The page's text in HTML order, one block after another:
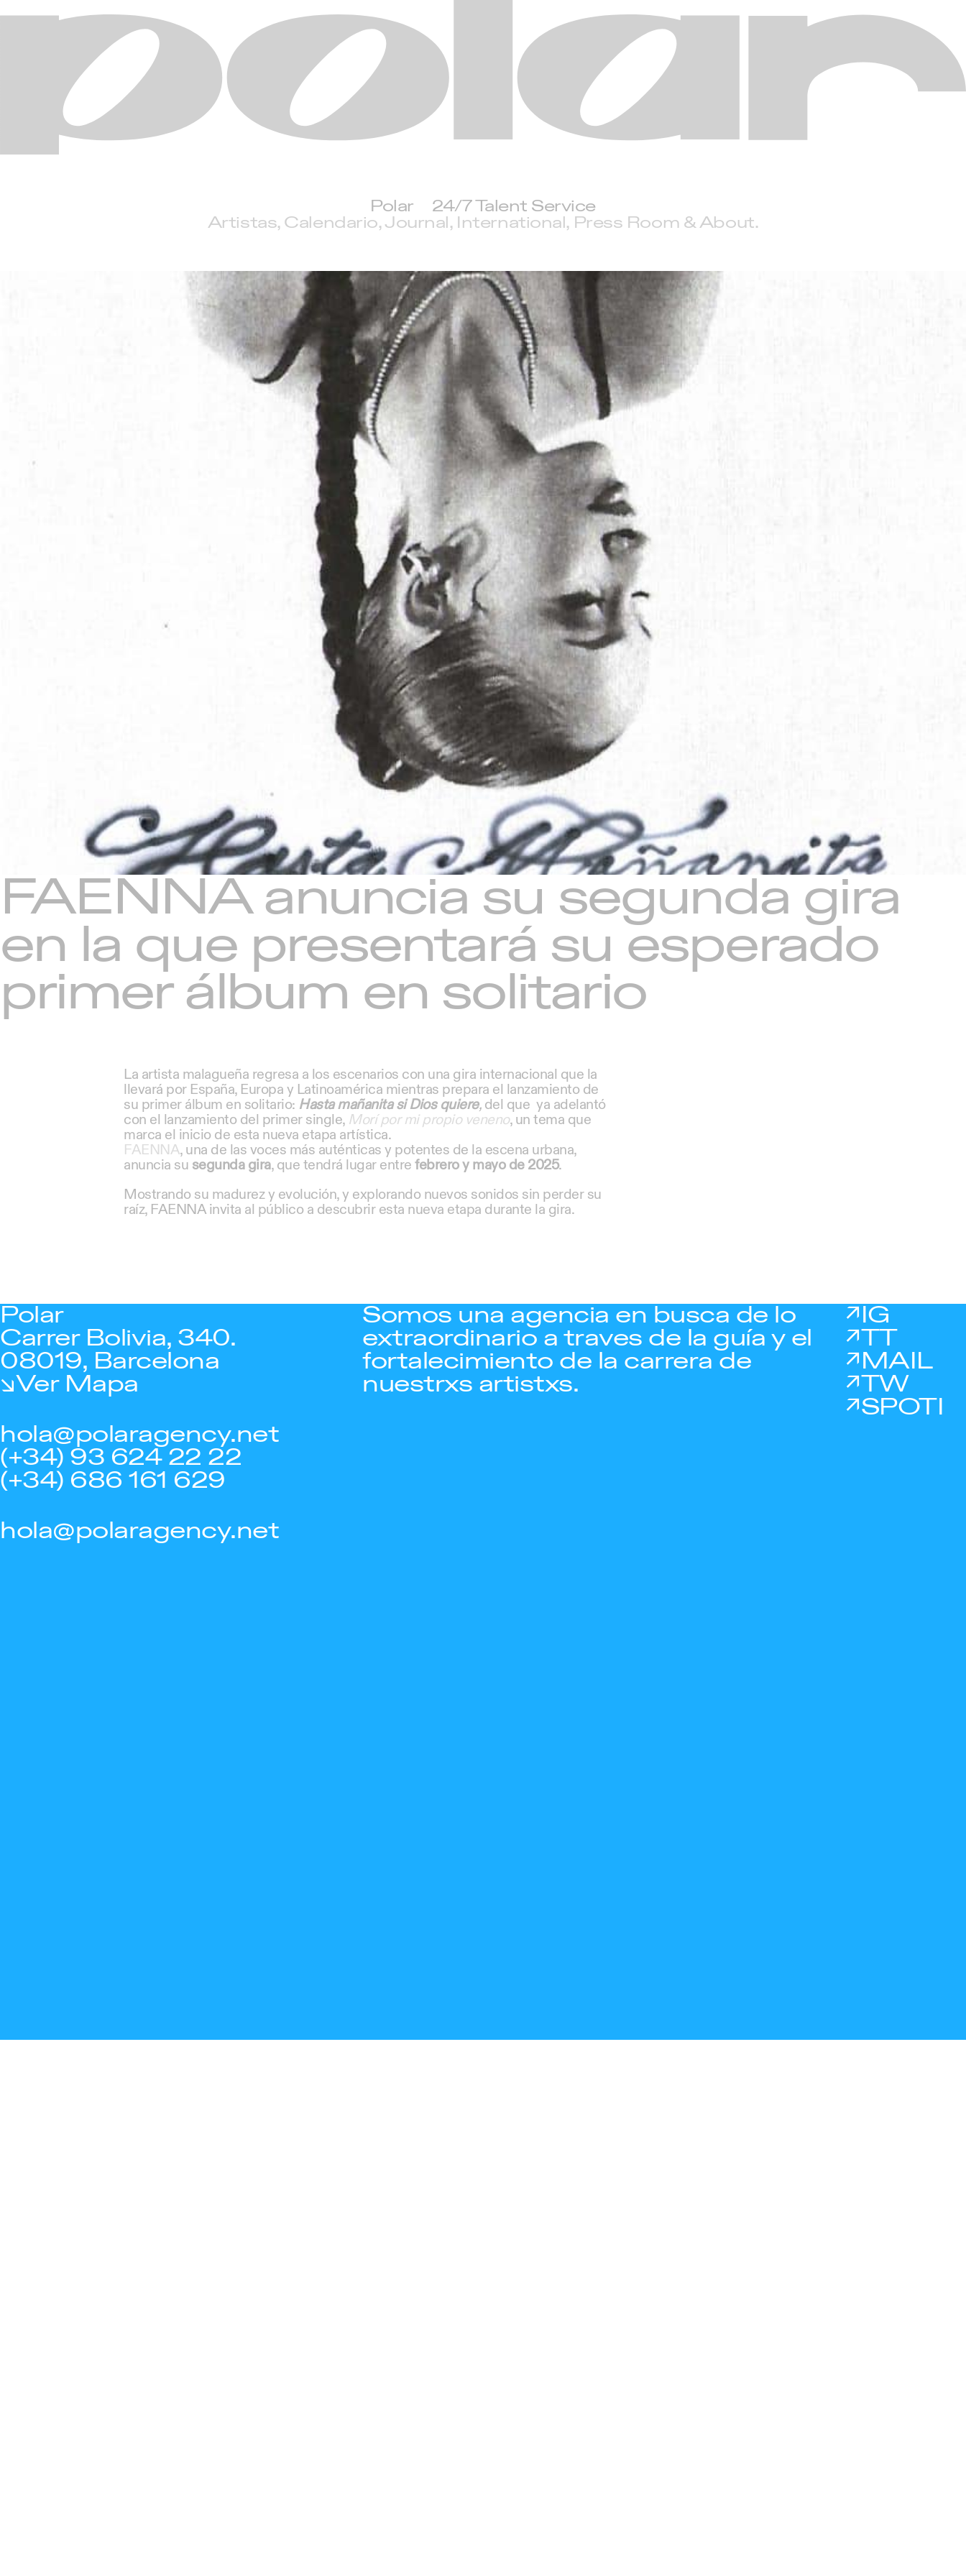
Polar 24/7 Talent Service
Artistas Calendario Journal International Press Room About
FAENNA anuncia su segunda gira
en la que presentará su esperado
primer álbum en solitario
La artista malagueña regresa a los escenarios con una gira internacional que la
llevará por España, Europa y Latinoamérica mientras prepara el lanzamiento de
su primer álbum en solitario: Hasta mañanita si Dios quiere,del que ya adelantó
con el lanzamiento del primer single, Morí por mi propio veneno, un tema que
marca el inicio de esta nueva etapa artística.
FAENNA, una de las voces más auténticas y potentes de la escena urbana,
anuncia su segunda gira, que tendrá lugar entrefebrero y mayo de 2025.
Mostrando su madurez y evolución, y explorando nuevos sonidos sin perder su
raíz, FAENNA invita al público a descubrir esta nueva etapa durante la gira.
Polar
Carrer Bolivia, 340.
08019, Barcelona
Ver Mapa
hola@polaragency.net
(+34) 93 624 22 22
(+34) 686 161 629
hola@polaragency.net
Somos una agencia en busca de lo
extraordinario a traves de la guía y el
fortalecimiento de la carrera de
nuestrxs artistxs.
IG
TT
MAIL
TW
SPOTI